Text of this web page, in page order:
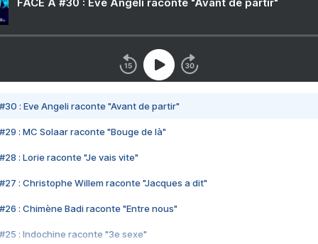
#30 : Eve Angeli raconte "Avant de partir"
#29 : MC Solaar raconte "Bouge de là"
#28 : Lorie raconte "Je vais vite"
#27 : Christophe Willem raconte "Jacques a dit"
#26 : Chimène Badi raconte "Entre nous"
#25 : Indochine raconte "3e sexe"